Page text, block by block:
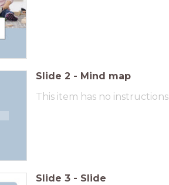
Slide 2 - Mind map
This item has no instructions
Slide 3 - Slide